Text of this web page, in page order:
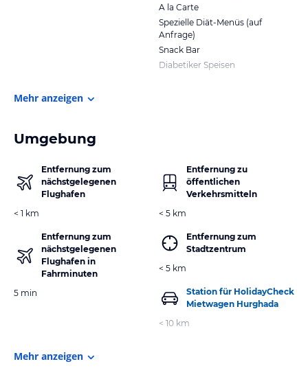
A la Carte
Spezielle Diät-Menüs (auf
Anfrage)
Snack Bar
Diabetiker Speisen
Mehr anzeigen
Umgebung
Entfernung zum
nächstgelegenen
Flughafen
< 1 km
Entfernung zum
nächstgelegenen
Flughafen in
Fahrminuten
5 min
Entfernung zu
öffentlichen
Verkehrsmitteln
< 5 km
Entfernung zum
Stadtzentrum
< 5 km
Station für HolidayCheck
Mietwagen Hurghada
< 10 km
Mehr anzeigen